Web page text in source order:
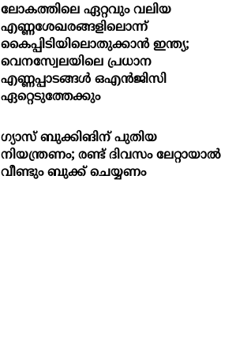
ലോകത്തിലെ ഏറ്റവും വലിയ
എണ്ണശേഖരങ്ങളിലൊന്ന്
കൈപ്പിടിയിലൊതുക്കാന്‍ ഇന്ത്യ;
വെനസ്വേലയിലെ പ്രധാന
എണ്ണപ്പാടങ്ങള്‍ ഒഎന്‍ജിസി
ഏറ്റെടുത്തേക്കും
ഗ്യാസ് ബുക്കിങിന് പുതിയ
നിയന്ത്രണം; രണ്ട് ദിവസം ലേറ്റായാൽ
വീണ്ടും ബുക്ക് ചെയ്യണം